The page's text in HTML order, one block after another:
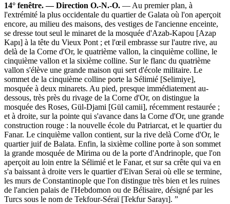
14° fenêtre. — Direction O.-N.-O. — Au premier plan, à
l'extrémité la plus occidentale du quartier de Galata où l'on aperçoit
encore, au milieu des maisons, des vestiges de l'ancienne enceinte,
se dresse tout seul le minaret de la mosquée d'Azab-Kapou [Azap
Kapı] à la tête du Vieux Pont ; et l'œil embrasse sur l'autre rive, au
delà de la Corne d'Or, le quatrième vallon, la cinquième colline, le
cinquième vallon et la sixième colline. Sur le flanc du quatrième
vallon s'élève une grande maison qui sert d'école militaire. Le
sommet de la cinquième colline porte la Sélimié [Selimiye],
mosquée à deux minarets. Au pied, presque immédiatement au-
dessous, très près du rivage de la Corne d'Or, on distingue la
mosquée des Roses, Gül-Djami [Gül camii], récemment restaurée ;
et à droite, sur la pointe qui s'avance dans la Corne d'Or, une grande
construction rouge : la nouvelle école du Patriarcat, et le quartier du
Fanar. Le cinquième vallon contient, sur la rive delà Corne d'Or, le
quartier juif de Balata. Enfin, la sixième colline porte à son sommet
la grande mosquée de Mirima ou de la porte d'Andrinople, que l'on
aperçoit au loin entre la Sélimié et le Fanar, et sur sa crête qui va en
s'a baissant à droite vers le quartier d'Eïvan Serai où elle se termine,
les murs de Constantinople que l'on distingue très bien et les ruines
de l'ancien palais de l'Hebdomon ou de Bélisaire, désigné par les
Turcs sous le nom de Tekfour-Séraï [Tekfur Sarayı]. ”